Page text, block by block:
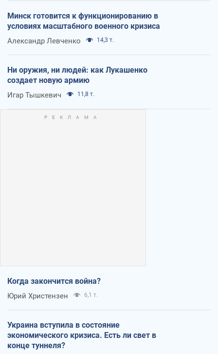
Минск готовится к функционированию в
условиях масштабного военного кризиса
Александр Левченко 14,3 т.
Ни оружия, ни людей: как Лукашенко
создает новую армию
Игар Тышкевич 11,8 т.
Когда закончится война?
Юрий Христензен 6,1 т.
Украина вступила в состояние
экономического кризиса. Есть ли свет в
конце туннеля?